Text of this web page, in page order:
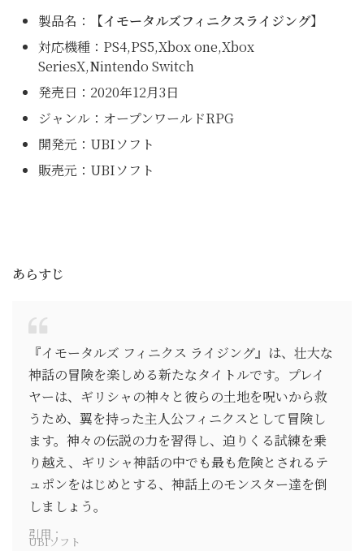
製品名：
【イモータルズフィニクスライジング】
対応機種：PS4,PS5,Xbox one,Xbox
SeriesX,Nintendo Switch
発売日：2020年12月3日
ジャンル：オープンワールドRPG
開発元：UBIソフト
販売元：UBIソフト
あらすじ
『イモータルズ フィニクス ライジング』は、壮大な
神話の冒険を楽しめる新たなタイトルです。プレイ
ヤーは、ギリシャの神々と彼らの土地を呪いから救
うため、翼を持った主人公フィニクスとして冒険し
ます。神々の伝説の力を習得し、迫りくる試練を乗
り越え、ギリシャ神話の中でも最も危険とされるテ
ュポンをはじめとする、神話上のモンスター達を倒
しましょう。
引用：
UBIソフト